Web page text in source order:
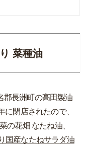
菜種油
郡長洲町の高田製油
閉店されたので、
の花畑 なたね油、
国産なたねサラダ油